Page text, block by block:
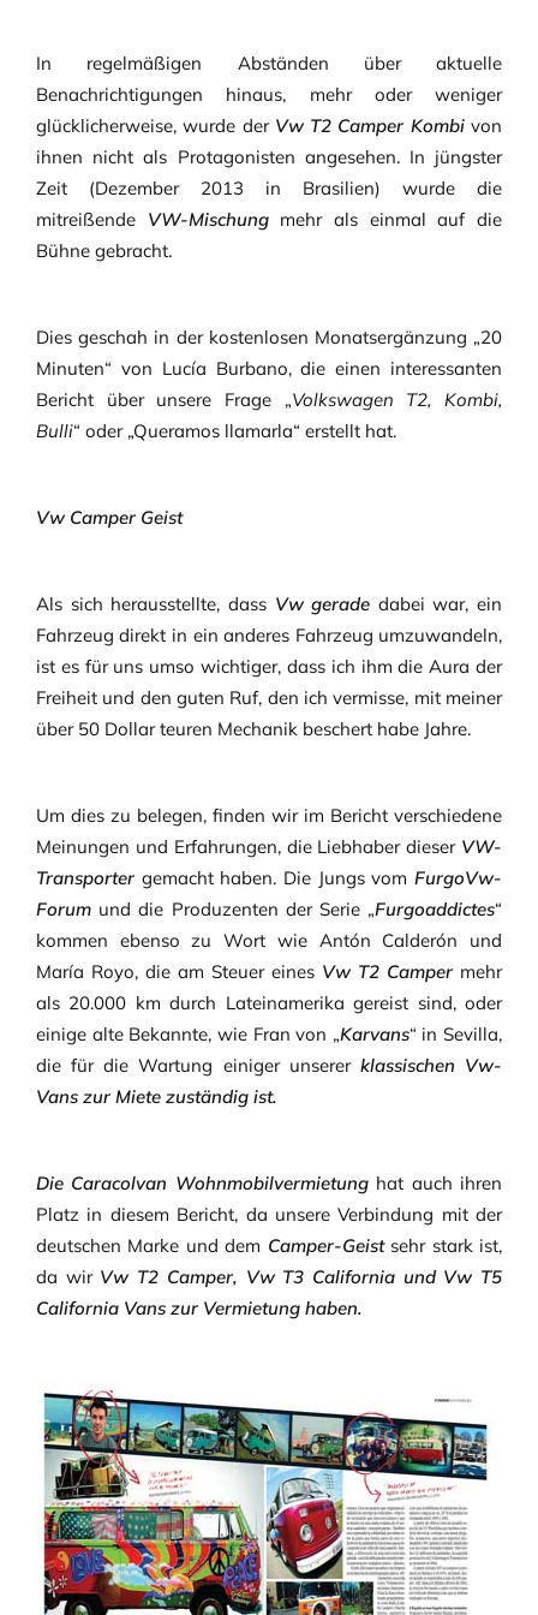
In regelmäßigen Abständen über aktuelle
Benachrichtigungen hinaus, mehr oder weniger
glücklicherweise, wurde der Vw T2 Camper Kombivon
ihnen nicht als Protagonisten angesehen. In jüngster
Zeit (Dezember 2013 in Brasilien) wurde die
mitreißende VW-Mischungmehr als einmal auf die
Bühne gebracht.
Dies geschah in der kostenlosen Monatsergänzung „20
Minuten“ von Lucía Burbano, die einen interessanten
Bericht über unsere Frage „Volkswagen T2, Kombi,
Bulli“ oder „Queramos llamarla“ erstellt hat.
Vw Camper Geist
Als sich herausstellte, dass Vw gerade dabei war, ein
Fahrzeug direkt in ein anderes Fahrzeug umzuwandeln,
ist es für uns umso wichtiger, dass ich ihm die Aura der
Freiheit und den guten Ruf, den ich vermisse, mit meiner
über 50 Dollar teuren Mechanik beschert habe Jahre.
Um dies zu belegen, finden wir im Bericht verschiedene
Meinungen und Erfahrungen, die Liebhaber dieser VW-
Transportergemacht haben. Die Jungs vomFurgoVw-
Forumund die Produzenten der Serie „Furgoaddictes“
kommen ebenso zu Wort wie Antón Calderón und
María Royo, die am Steuer eines Vw T2 Camper mehr
als 20.000 km durch Lateinamerika gereist sind, oder
einige alte Bekannte, wie Fran von „Karvans“ in Sevilla,
die für die Wartung einiger unserer klassischen Vw-
Vans zur Miete zuständig ist.
Die Caracolvan Wohnmobilvermietunghat auch ihren
Platz in diesem Bericht, da unsere Verbindung mit der
deutschen Marke und dem Camper-Geistsehr stark ist,
da wir Vw T2 Camper, Vw T3 California und Vw T5
California Vans zur Vermietung haben.